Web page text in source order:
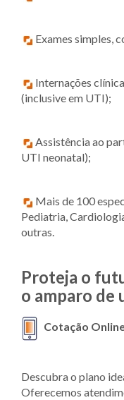
Exames simples,
Internações
(inclusive em UTI);
Assistência ao
UTI neonatal);
Mais de 100
Pediatria,
outras.
Proteja o
o amparo de
Cotação
Descubra o plano
Oferecemos